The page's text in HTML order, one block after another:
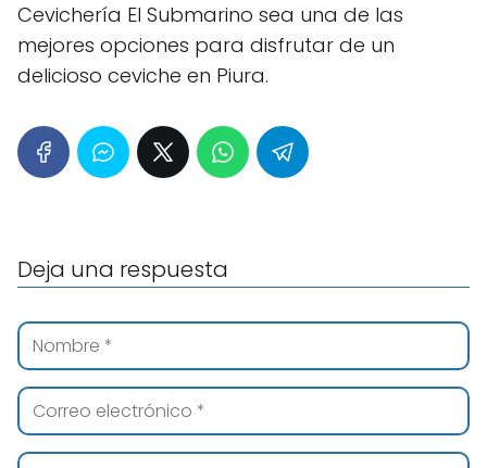
Cevichería El Submarino sea una de las
mejores opciones para disfrutar de un
delicioso ceviche en Piura.
Deja una respuesta